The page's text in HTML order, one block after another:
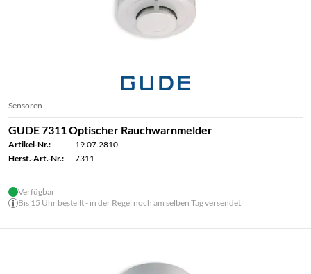
Sensoren
GUDE 7311 Optischer Rauchwarnmelder
Artikel-Nr.:
19.07.2810
Herst.-Art.-Nr.:
7311
Verfügbar
Bis 15 Uhr bestellt - in der Regel noch am selben Tag versendet